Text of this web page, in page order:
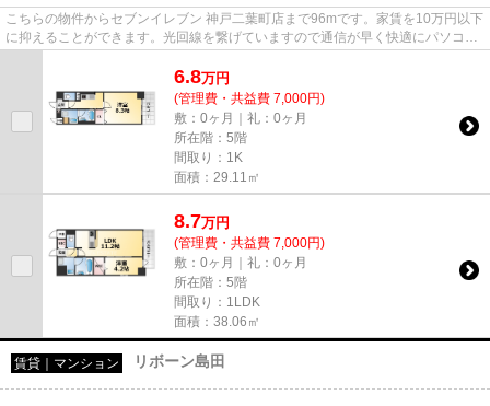
こちらの物件からセブンイレブン 神戸二葉町店まで96mです。家賃を10万円以下
に抑えることができます。光回線を繋げていますので通信が早く快適にパソコン
6.8万円
(管理費・共益費 7,000円)
敷：0ヶ月｜礼：0ヶ月
所在階：5階
間取り：1K
面積：29.11㎡
8.7万円
(管理費・共益費 7,000円)
敷：0ヶ月｜礼：0ヶ月
所在階：5階
間取り：1LDK
面積：38.06㎡
賃貸｜マンション リボーン島田